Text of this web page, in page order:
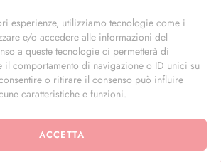
esperienze, utilizziamo tecnologie come i
e/o accedere alle informazioni del
a queste tecnologie ci permetterà di
il comportamento di navigazione o ID unici su
o ritirare il consenso può influire
caratteristiche e funzioni.
ACCETTA